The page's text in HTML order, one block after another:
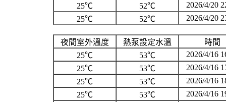
25℃
52℃
2026/4/20
25℃
52℃ 2026/4/20
夜間室外溫度 熱泵設定水溫
時間
25℃
53℃
2026/4/16
25℃
53℃
2026/4/16
25℃
53℃
2026/4/16
25℃
53℃
2026/4/16